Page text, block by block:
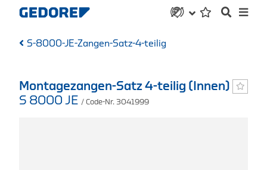
S-8000-JE-Zangen-Satz-4-teilig
Montagezangen-Satz 4-teilig (Innen)
S 8000 JE / Code-Nr. 3041999